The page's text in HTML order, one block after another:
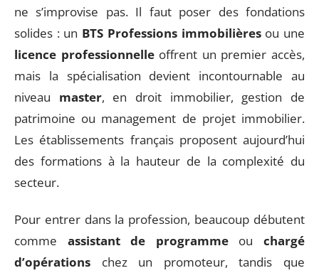
ne s’improvise pas. Il faut poser des fondations
solides : un BTS Professions immobilièresou une
licence professionnelleoffrent un premier accès,
mais la spécialisation devient incontournable au
niveau master, en droit immobilier, gestion de
patrimoine ou management de projet immobilier.
Les établissements français proposent aujourd’hui
des formations à la hauteur de la complexité du
secteur.
Pour entrer dans la profession, beaucoup débutent
comme assistant de programmeouchargé
d’opérations chez un promoteur, tandis que